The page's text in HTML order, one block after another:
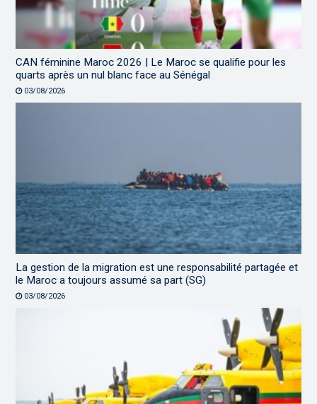
CAN féminine Maroc 2026 | Le Maroc se qualifie pour les
quarts après un nul blanc face au Sénégal
03/08/2026
La gestion de la migration est une responsabilité partagée et
le Maroc a toujours assumé sa part (SG)
03/08/2026